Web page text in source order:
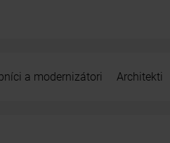
a modernizátori Architekti